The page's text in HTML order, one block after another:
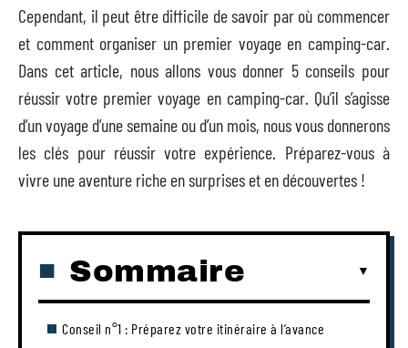
Cependant, il peut être difficile de savoir par où commencer
et comment organiser un premier voyage en camping-car.
Dans cet article, nous allons vous donner 5 conseils pour
réussir votre premier voyage en camping-car. Qu’il s’agisse
d’un voyage d’une semaine ou d’un mois, nous vous donnerons
les clés pour réussir votre expérience. Préparez-vous à
vivre une aventure riche en surprises et en découvertes !
Sommaire
Conseil n°1 : Préparez votre itinéraire à l’avance